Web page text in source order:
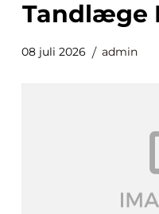
Tandlæge
08 juli 2026 admin